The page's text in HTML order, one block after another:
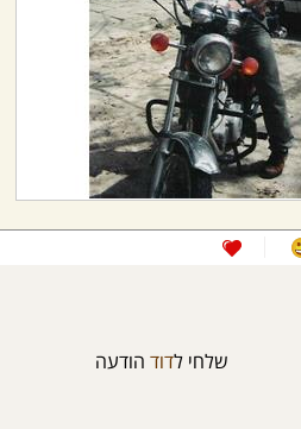
שלחי לדוד הודעה